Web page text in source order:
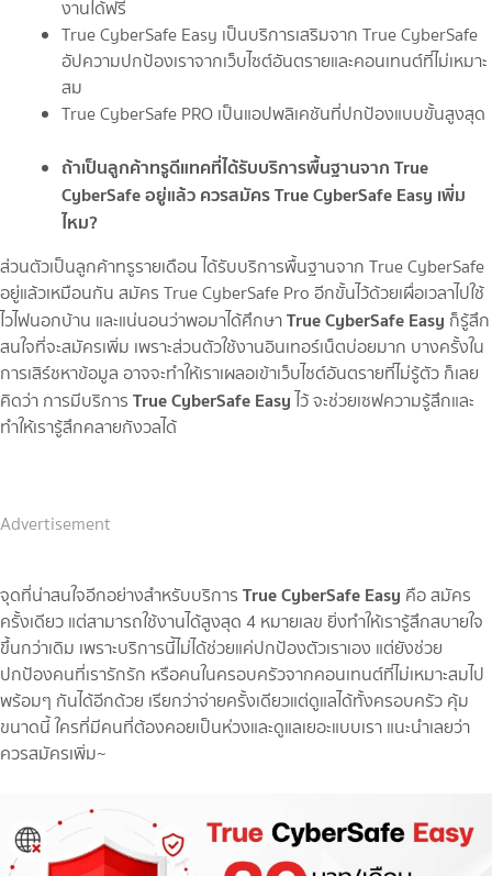
งานได้ฟรี
True CyberSafe Easy เป็นบริการเสริมจาก True CyberSafe
อัปความปกป้องเราจากเว็บไซต์อันตรายและคอนเทนต์ที่ไม่เหมาะ
สม
True CyberSafe PRO เป็นแอปพลิเคชันที่ปกป้องแบบขั้นสูงสุด
ถ้าเป็นลูกค้าทรูดีแทคที่ได้รับบริการพื้นฐานจาก True
CyberSafe อยู่แล้ว ควรสมัคร True CyberSafe Easy เพิ่ม
ไหม?
ส่วนตัวเป็นลูกค้าทรูรายเดือน ได้รับบริการพื้นฐานจาก True CyberSafe
อยู่แล้วเหมือนกัน สมัคร True CyberSafe Pro อีกขั้นไว้ด้วยเผื่อเวลาไปใช้
ไวไฟนอกบ้าน และแน่นอนว่าพอมาได้ศึกษาTrue CyberSafe Easy ก็รู้สึก
สนใจที่จะสมัครเพิ่ม เพราะส่วนตัวใช้งานอินเทอร์เน็ตบ่อยมาก บางครั้งใน
การเสิร์ชหาข้อมูล อาจจะทำให้เราเผลอเข้าเว็บไซต์อันตรายที่ไม่รู้ตัว ก็เลย
คิดว่า การมีบริการ True CyberSafe Easy ไว้ จะช่วยเซฟความรู้สึกและ
ทำให้เรารู้สึกคลายกังวลได้
Advertisement
จุดที่น่าสนใจอีกอย่างสำหรับบริการ True CyberSafe Easy คือ สมัคร
ครั้งเดียว แต่สามารถใช้งานได้สูงสุด 4 หมายเลข ยิ่งทำให้เรารู้สึกสบายใจ
ขึ้นกว่าเดิม เพราะบริการนี้ไม่ได้ช่วยแค่ปกป้องตัวเราเอง แต่ยังช่วย
ปกป้องคนที่เรารักรัก หรือคนในครอบครัวจากคอนเทนต์ที่ไม่เหมาะสมไป
พร้อมๆ กันได้อีกด้วย เรียกว่าจ่ายครั้งเดียวแต่ดูแลได้ทั้งครอบครัว คุ้ม
ขนาดนี้ ใครที่มีคนที่ต้องคอยเป็นห่วงและดูแลเยอะแบบเรา แนะนำเลยว่า
ควรสมัครเพิ่ม~